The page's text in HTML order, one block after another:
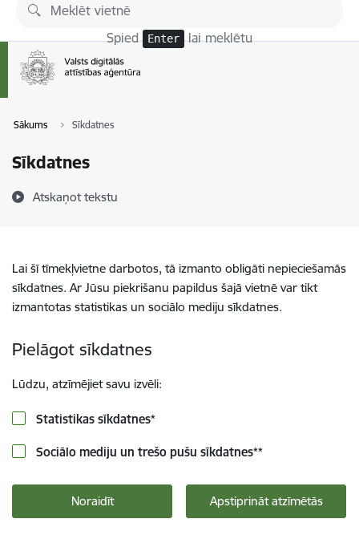
Pāriet uz lapas saturu
Spied Enter lai meklētu
Sākums Sīkdatnes
Sīkdatnes
Atskaņot tekstu
Lai šī tīmekļvietne darbotos, tā izmanto obligāti nepieciešamās
sīkdatnes. Ar Jūsu piekrišanu papildus šajā vietnē var tikt
izmantotas statistikas un sociālo mediju sīkdatnes.
Pielāgot sīkdatnes
Lūdzu, atzīmējiet savu izvēli:
Statistikas sīkdatnes*
Sociālo mediju un trešo pušu sīkdatnes**
Noraidīt Apstiprināt atzīmētās